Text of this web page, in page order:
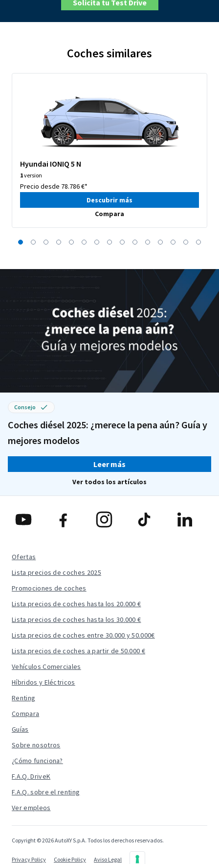
Solicita tu Test Drive
Coches similares
Hyundai IONIQ 5 N
1version
Precio desde 78.786 €*
Descubrir más
Compara
Consejo
Coches diésel 2025: ¿merece la pena aún? Guía y
mejores modelos
Leer más
Ver todos los artículos
Ofertas
Lista precios de coches 2025
Promociones de coches
Lista precios de coches hasta los 20.000 €
Lista precios de coches hasta los 30.000 €
Lista precios de coches entre 30.000 y 50.000€
Lista precios de coches a partir de 50.000 €
Vehículos Comerciales
Híbridos y Eléctricos
Renting
Compara
Guías
Sobre nosotros
¿Cómo funciona?
F.A.Q. DriveK
F.A.Q. sobre el renting
Ver empleos
Copyright © 2026 AutoXY S.p.A. Todos los derechos reservados.
Privacy Policy Cookie Policy Aviso Legal